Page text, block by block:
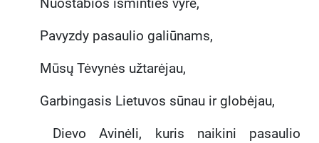
Nuostabios išminties vyre,
Pavyzdy pasaulio galiūnams,
Mūsų Tėvynės užtarėjau,
Garbingasis Lietuvos sūnau ir globėjau,
Dievo Avinėli, kuris naikini pasaulio